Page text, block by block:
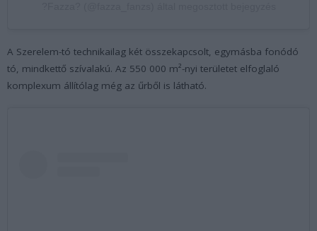
A Szerelem-tó technikailag két összekapcsolt, egymásba fonódó
tó, mindkettő szívalakú. Az 550 000 m²-nyi területet elfoglaló
komplexum állítólag még az űrből is látható.